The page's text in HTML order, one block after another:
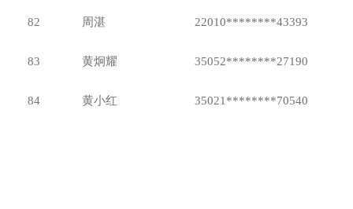
82 周湛 22010********43393
83 黄炯耀 35052********27190
84 黄小红 35021********70540